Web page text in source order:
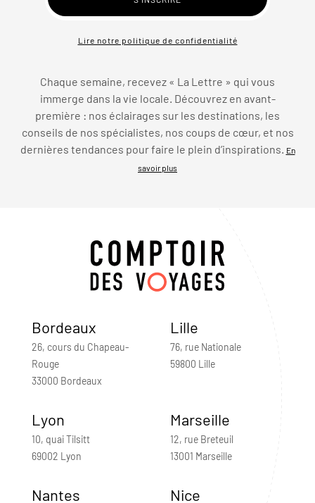
Lire notre politique de confidentialité
Chaque semaine, recevez « La Lettre » qui vous
immerge dans la vie locale. Découvrez en avant-
première : nos éclairages sur les destinations, les
conseils de nos spécialistes, nos coups de cœur, et nos
dernières tendances pour faire le plein d’inspirations. En
savoir plus
Bordeaux
26, cours du Chapeau-
Rouge
33000 Bordeaux
Lille
76, rue Nationale
59800 Lille
Lyon
10, quai Tilsitt
69002 Lyon
Marseille
12, rue Breteuil
13001 Marseille
Nantes Nice